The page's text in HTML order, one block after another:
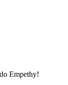
Empethy!